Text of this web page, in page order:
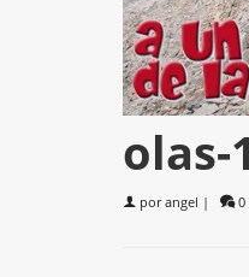
olas-
porangel | 0